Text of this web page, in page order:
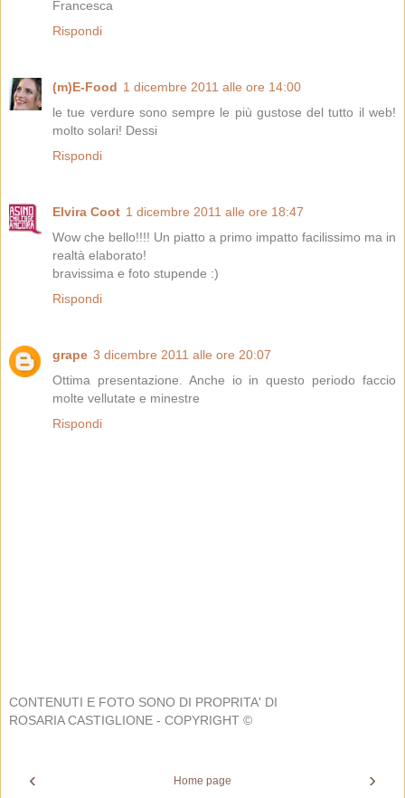
Francesca
Rispondi
(m)E-Food 1 dicembre 2011 alle ore 14:00
le tue verdure sono sempre le più gustose del tutto il web!
molto solari! Dessi
Rispondi
Elvira Coot 1 dicembre 2011 alle ore 18:47
Wow che bello!!!! Un piatto a primo impatto facilissimo ma in
realtà elaborato!
bravissima e foto stupende :)
Rispondi
grape 3 dicembre 2011 alle ore 20:07
Ottima presentazione. Anche io in questo periodo faccio
molte vellutate e minestre
Rispondi
CONTENUTI E FOTO SONO DI PROPRITA' DI
ROSARIA CASTIGLIONE - COPYRIGHT ©
‹ ›
Home page